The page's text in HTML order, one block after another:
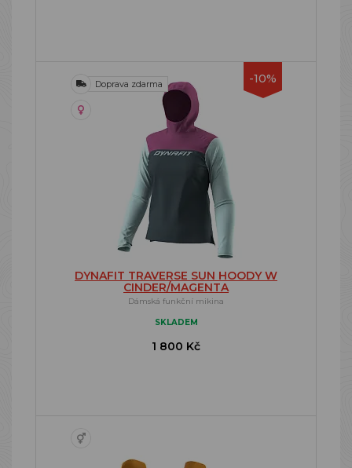
-10%
Doprava zdarma
DYNAFIT TRAVERSE SUN HOODY W
CINDER/MAGENTA
Dámská funkční mikina
SKLADEM
1 800 Kč